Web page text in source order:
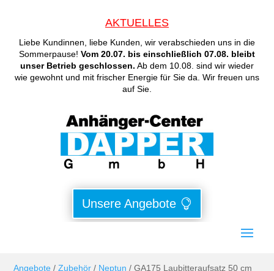
AKTUELLES
Liebe Kundinnen, liebe Kunden, wir verabschieden uns in die
Sommerpause! Vom 20.07. bis einschließlich 07.08. bleibt
unser Betrieb geschlossen. Ab dem 10.08. sind wir wieder
wie gewohnt und mit frischer Energie für Sie da. Wir freuen uns
auf Sie.
Unsere Angebote
Angebote /Zubehör / Neptun / GA175 Laubitteraufsatz 50 cm